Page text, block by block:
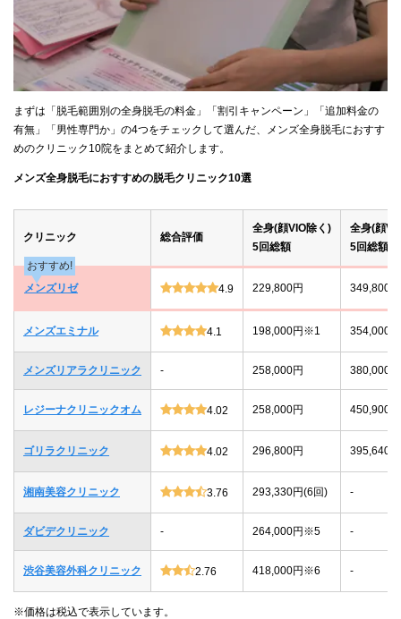
まずは「脱毛範囲別の全身脱毛の料金」「割引キャンペーン」「追加料金の
有無」「男性専門か」の4つをチェックして選んだ、メンズ全身脱毛におすす
めのクリニック10院をまとめて紹介します。
メンズ全身脱毛におすすめの脱毛クリニック10選
クリニック 総合評価
全身(顔VIO除く)
5回総額
全身(顔
5回総額
おすすめ!
メンズリゼ
4.9 229,800円 349,800円
メンズエミナル 4.1 198,000円※1 354,000
メンズリアラクリニック - 258,000円 380,000円
レジーナクリニックオム 4.02 258,000円 450,900
ゴリラクリニック 4.02 296,800円 395,640
湘南美容クリニック 3.76 293,330円(6回) -
ダビデクリニック - 264,000円※5 -
渋谷美容外科クリニック 2.76 418,000円※6 -
※価格は税込で表示しています。